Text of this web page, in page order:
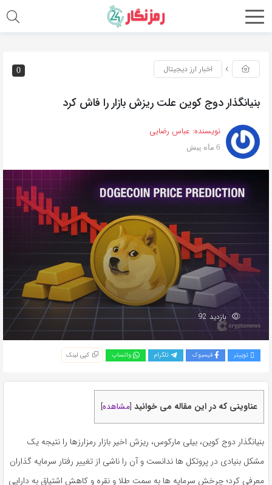
0 اخبار ارز دیجیتال
بنیانگذار دوج کوین علت ریزش بازار را فاش کرد
نویسنده: عباس رضایی
6 ماه پیش
بازدید 92
توییتر فیسبوک تلگرام واتساپ کپی لینک
عناوینی که در این مقاله می خوانید [مشاهده]
بنیانگذار دوج کوین، بیلی مارکوس، ریزش اخیر بازار رمزارزها را نتیجه یک
مشکل بنیادی در پروتکل ها ندانست و آن را ناشی از تغییر رفتار سرمایه گذاران
معرفی کرد؛ چرخش سرمایه ها به سمت طلا و نقره و کاهش اشتیاق به دارایی